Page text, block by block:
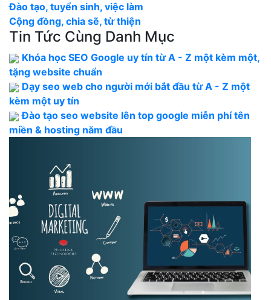
Đào tạo, tuyển sinh, việc làm
Cộng đồng, chia sẽ, từ thiện
Tin Tức Cùng Danh Mục
Khóa học SEO Google uy tín từ A - Z một kèm một,
tặng website chuẩn
Dạy seo web cho người mới bắt đầu từ A - Z một
kèm một uy tín
Đào tạo seo website lên top google miễn phí tên
miền & hosting năm đầu